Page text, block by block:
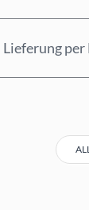
Lieferung per